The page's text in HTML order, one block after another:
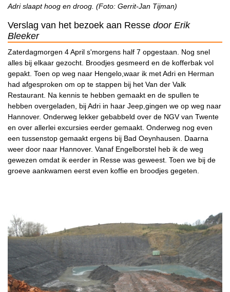
Adri slaapt hoog en droog. (Foto: Gerrit-Jan Tijman)
Verslag van het bezoek aan Resse door Erik
Bleeker
Zaterdagmorgen 4 April s'morgens half 7 opgestaan. Nog snel
alles bij elkaar gezocht. Broodjes gesmeerd en de kofferbak vol
gepakt. Toen op weg naar Hengelo,waar ik met Adri en Herman
had afgesproken om op te stappen bij het Van der Valk
Restaurant. Na kennis te hebben gemaakt en de spullen te
hebben overgeladen, bij Adri in haar Jeep,gingen we op weg naar
Hannover. Onderweg lekker gebabbeld over de NGV van Twente
en over allerlei excursies eerder gemaakt. Onderweg nog even
een tussenstop gemaakt ergens bij Bad Oeynhausen. Daarna
weer door naar Hannover. Vanaf Engelborstel heb ik de weg
gewezen omdat ik eerder in Resse was geweest. Toen we bij de
groeve aankwamen eerst even koffie en broodjes gegeten.